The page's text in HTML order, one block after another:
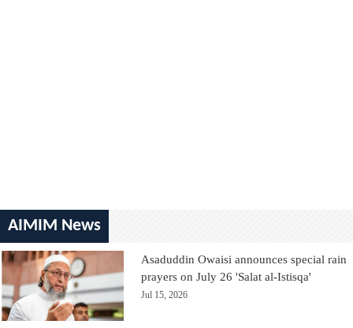
AIMIM News
Asaduddin Owaisi announces special rain
prayers on July 26 'Salat al-Istisqa'
Jul 15, 2026